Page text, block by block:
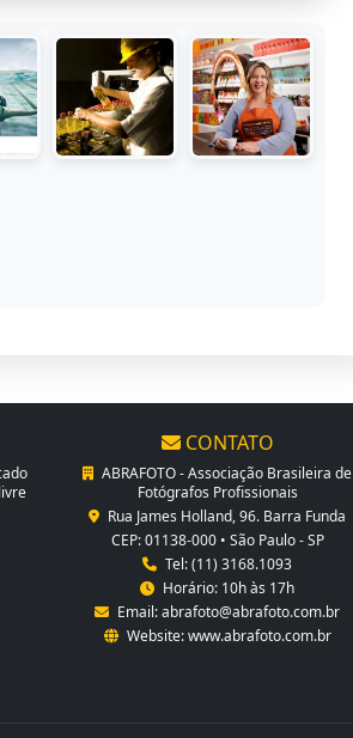
CONTATO
ABRAFOTO - Associação Brasileira de
Fotógrafos Profissionais
Rua James Holland, 96. Barra Funda
CEP: 01138-000 • São Paulo - SP
Tel: (11) 3168.1093
Horário: 10h às 17h
Email:abrafoto@abrafoto.com.br
Website:www.abrafoto.com.br